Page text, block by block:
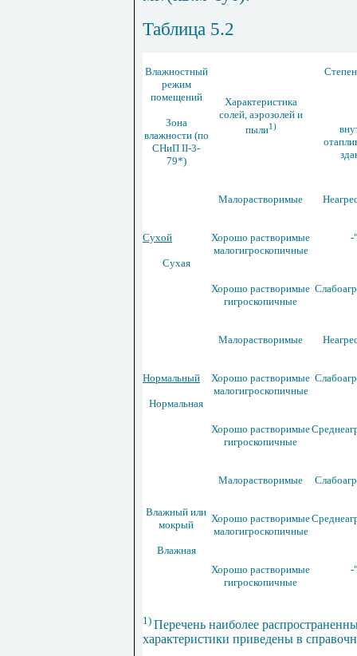
Таблица 5.2
Влажностный
режим
помещений
Зона
влажности (по
СНиП II-3-
79*)
Характеристика
солей, аэрозолей и
пыли1)
Сухой
Сухая
Малорастворимые
Хорошо растворимые
малогигроскопичные
-
Хорошо растворимые
гигроскопичные
Нормальный
Нормальная
Малорастворимые
Хорошо растворимые
малогигроскопичные
Хорошо растворимые
гигроскопичные
Влажный или
мокрый
Влажная
Малорастворимые
Хорошо растворимые
малогигроскопичные
Хорошо растворимые
гигроскопичные
-
1) Перечень наиболее
характеристики приведены в